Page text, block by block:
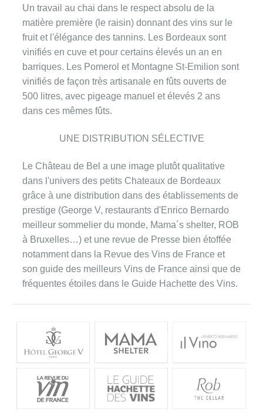
Un travail au chai dans le respect absolu de la
matière première (le raisin) donnant des vins sur le
fruit et l'élégance des tannins. Les Bordeaux sont
vinifiés en cuve et pour certains élevés un an en
barriques. Les Pomerol et Montagne St-Emilion sont
vinifiés de façon très artisanale en fûts ouverts de
500 litres, avec pigeage manuel et élevés 2 ans
dans ces mêmes fûts.
UNE DISTRIBUTION SÉLECTIVE
Le Château de Bel a une image plutôt qualitative
dans l'univers des petits Chateaux de Bordeaux
grâce à une distribution dans des établissements de
prestige (George V, restaurants d'Enrico Bernardo
meilleur sommelier du monde, Mama´s shelter, ROB
à Bruxelles…) et une revue de Presse bien étoffée
notamment dans la Revue des Vins de France et
son guide des meilleurs Vins de France ainsi que de
fréquentes étoiles dans le Guide Hachette des Vins.